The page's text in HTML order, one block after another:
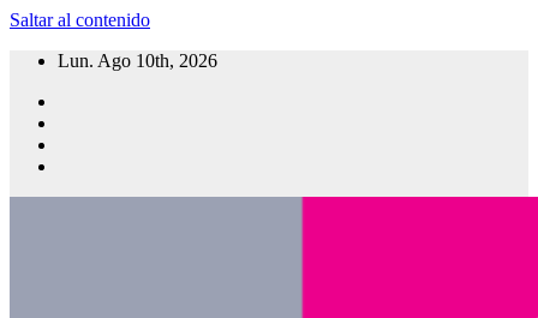
Saltar al contenido
Lun. Ago 10th, 2026